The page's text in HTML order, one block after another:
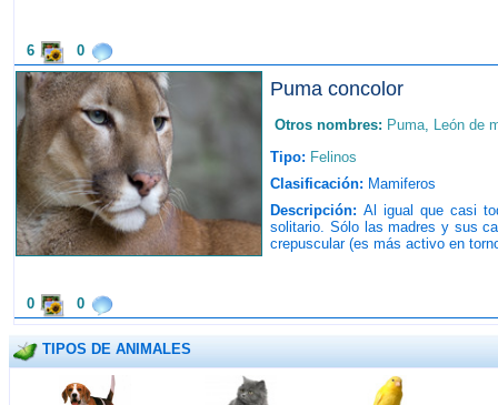
6 0
Puma concolor
Otros nombres: Puma, León de
Tipo: Felinos
Clasificación: Mamiferos
Descripción: Al igual que casi
solitario. Sólo las madres y sus
crepuscular (es más activo en
0 0
TIPOS DE ANIMALES